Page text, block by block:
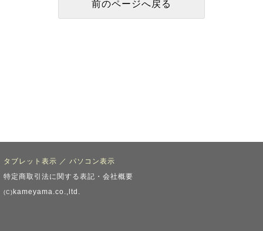
タブレット表示 ／ パソコン表示
特定商取引法に関する表記・会社概要
(C) kameyama.co.,ltd.